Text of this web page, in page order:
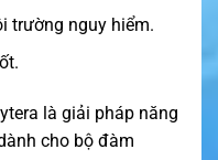
trường nguy hiểm.
là giải pháp năng
cho bộ đàm